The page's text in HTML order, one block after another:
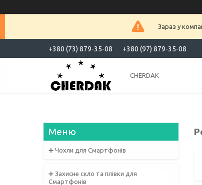
Зараз у
+380 (73) 879-35-08 +380 (97) 879-35-08
CHERDAK
➕ Чохли для Смартфонів
➕ Захисне скло та плівки для
Смартфонів